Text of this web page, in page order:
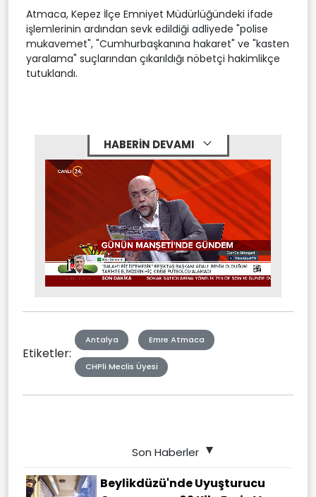
Atmaca, Kepez İlçe Emniyet Müdürlüğündeki ifade
işlemlerinin ardından sevk edildiği adliyede "polise
mukavemet", "Cumhurbaşkanına hakaret" ve "kasten
yaralama" suçlarından çıkarıldığı nöbetçi hakimlikçe
tutuklandı.
HABERİN DEVAMI
Unmute Stream
Etiketler:
Antalya Emre Atmaca
CHPli Meclis Üyesi
Son Haberler
Beylikdüzü'nde Uyuşturucu